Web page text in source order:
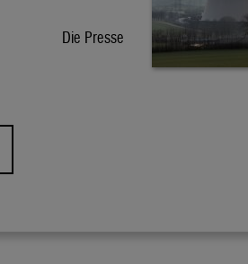
Die Presse